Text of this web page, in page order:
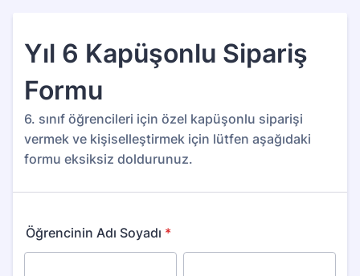
Yıl 6 Kapüşonlu Sipariş
Formu
6. sınıf öğrencileri için özel kapüşonlu siparişi
vermek ve kişiselleştirmek için lütfen aşağıdaki
formu eksiksiz doldurunuz.
Öğrencinin Adı Soyadı *